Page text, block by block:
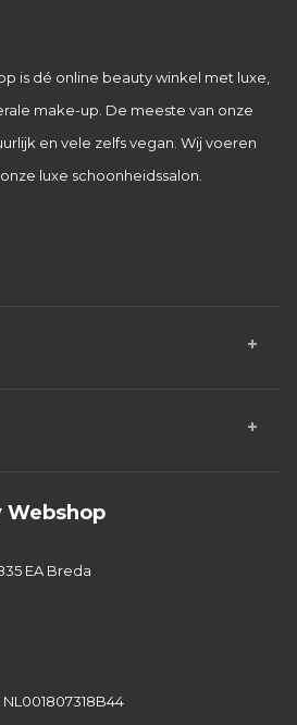
is dé online beauty winkel met luxe,
make-up. De meeste van onze
en vele zelfs vegan. Wij voeren
luxe schoonheidssalon.
EA Breda